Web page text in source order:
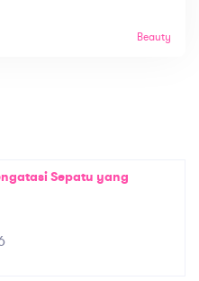
Beauty
Sepatu yang